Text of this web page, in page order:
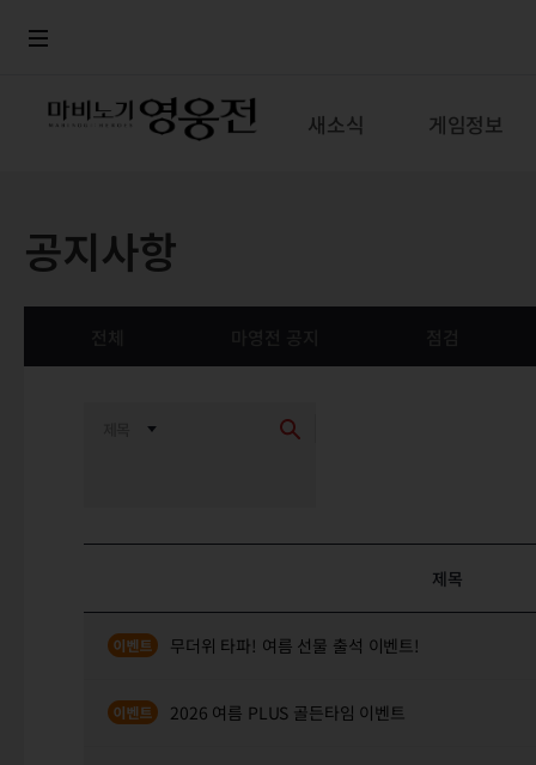
새소식 게임정보
공지사항
제목
무더위 타파! 여름 선물 출석 이벤트!
2026 여름 PLUS 골든타임 이벤트